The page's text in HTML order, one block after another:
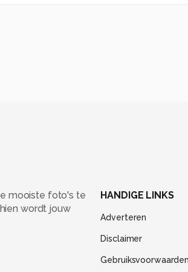
mooiste foto's te
wordt jouw
HANDIGE LINKS
Adverteren
Disclaimer
Gebruiksvoorwaarden